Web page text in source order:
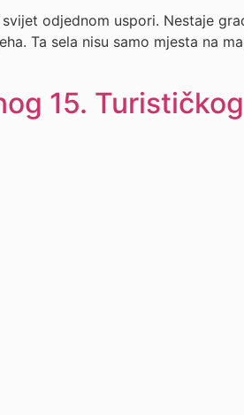
odjednom uspori. Nestaje
Ta sela nisu samo mjesta na
15.